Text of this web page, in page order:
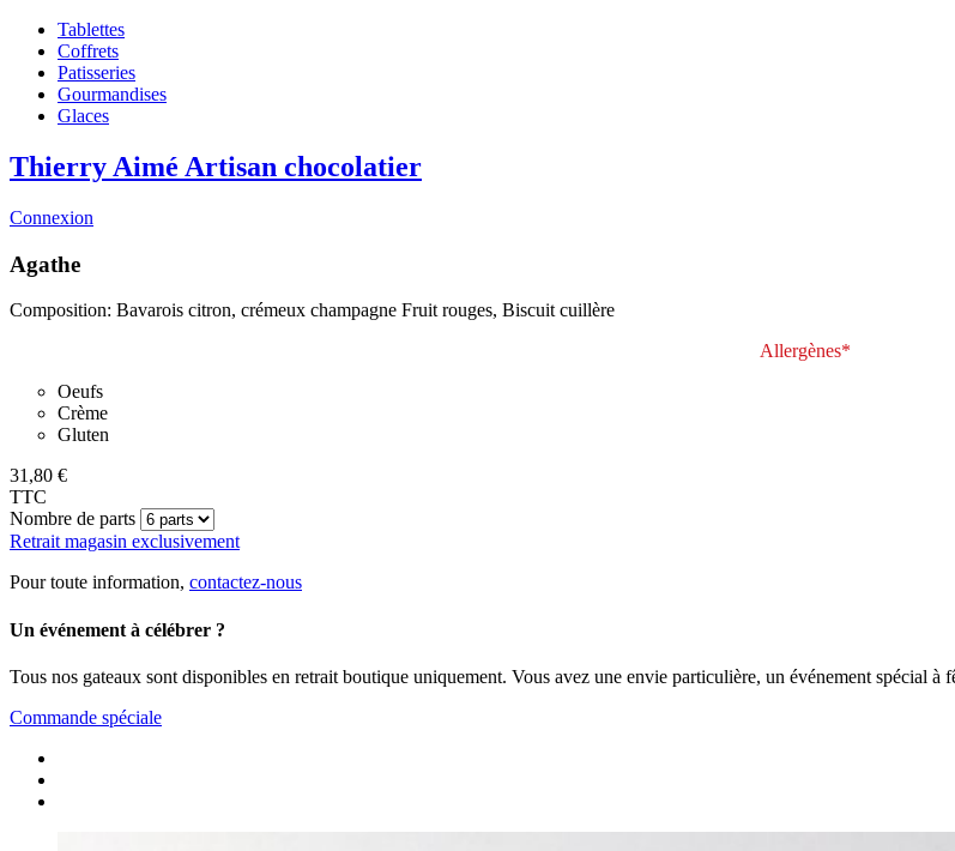
Tablettes
Coffrets
Patisseries
Gourmandises
Glaces
Thierry Aimé Artisan chocolatier
Connexion
Agathe
Composition: Bavarois citron, crémeux champagne Fruit rouges, Biscuit cuillère
Allergènes*
Oeufs
Crème
Gluten
31,80 €
TTC
Nombre de parts
Retrait magasin exclusivement
Pour toute information, contactez-nous
Un événement à célébrer ?
Tous nos gateaux sont disponibles en retrait boutique uniquement. Vous avez une envie particulière, un événement spécial à
Commande spéciale